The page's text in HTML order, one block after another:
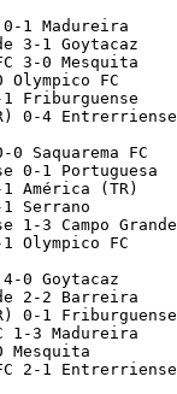
0-1 Madureira
3-1 Goytacaz
3-0 Mesquita
Olympico FC
Friburguense
0-4 Entrerriense
Saquarema FC
0-1 Portuguesa
América (TR)
Serrano
1-3 Campo Grande
Olympico FC
0 Goytacaz
2-2 Barreira
0-1 Friburguense
1-3 Madureira
Mesquita
2-1 Entrerriense